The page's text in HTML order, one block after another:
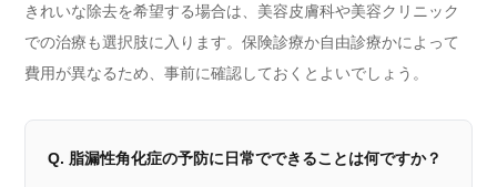
きれいな除去を希望する場合は、美容皮膚科や美容クリニック
での治療も選択肢に入ります。保険診療か自由診療かによって
費用が異なるため、事前に確認しておくとよいでしょう。
Q. 脂漏性角化症の予防に日常でできることは何ですか？